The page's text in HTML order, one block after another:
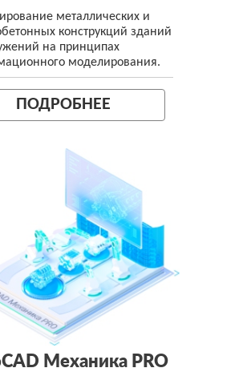
металлических и
конструкций зданий
на принципах
моделирования.
ПОДРОБНЕЕ
Механика PRO